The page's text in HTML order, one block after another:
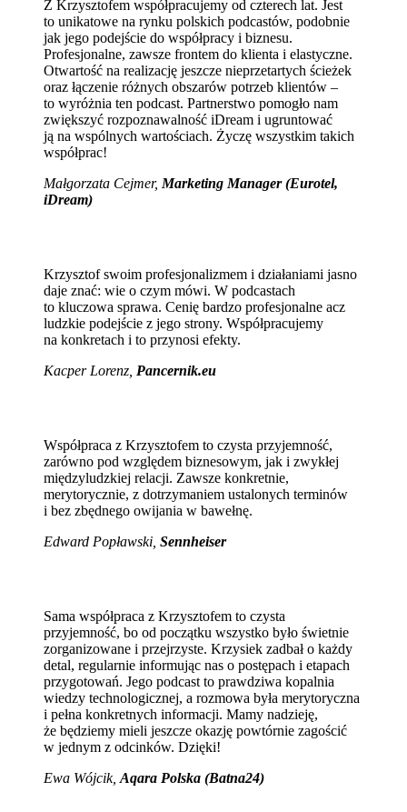
Z Krzysztofem współpracujemy od czterech lat. Jest
to unikatowe na rynku polskich podcastów, podobnie
jak jego podejście do współpracy i biznesu.
Profesjonalne, zawsze frontem do klienta i elastyczne.
Otwartość na realizację jeszcze nieprzetartych ścieżek
oraz łączenie różnych obszarów potrzeb klientów –
to wyróżnia ten podcast. Partnerstwo pomogło nam
zwiększyć rozpoznawalność iDream i ugruntować
ją na wspólnych wartościach. Życzę wszystkim takich
współprac!
Małgorzata Cejmer, Marketing Manager (Eurotel,
iDream)
Krzysztof swoim profesjonalizmem i działaniami jasno
daje znać: wie o czym mówi. W podcastach
to kluczowa sprawa. Cenię bardzo profesjonalne acz
ludzkie podejście z jego strony. Współpracujemy
na konkretach i to przynosi efekty.
Kacper Lorenz, Pancernik.eu
Współpraca z Krzysztofem to czysta przyjemność,
zarówno pod względem biznesowym, jak i zwykłej
międzyludzkiej relacji. Zawsze konkretnie,
merytorycznie, z dotrzymaniem ustalonych terminów
i bez zbędnego owijania w bawełnę.
Edward Popławski, Sennheiser
Sama współpraca z Krzysztofem to czysta
przyjemność, bo od początku wszystko było świetnie
zorganizowane i przejrzyste. Krzysiek zadbał o każdy
detal, regularnie informując nas o postępach i etapach
przygotowań. Jego podcast to prawdziwa kopalnia
wiedzy technologicznej, a rozmowa była merytoryczna
i pełna konkretnych informacji. Mamy nadzieję,
że będziemy mieli jeszcze okazję powtórnie zagościć
w jednym z odcinków. Dzięki!
Ewa Wójcik, Aqara Polska (Batna24)